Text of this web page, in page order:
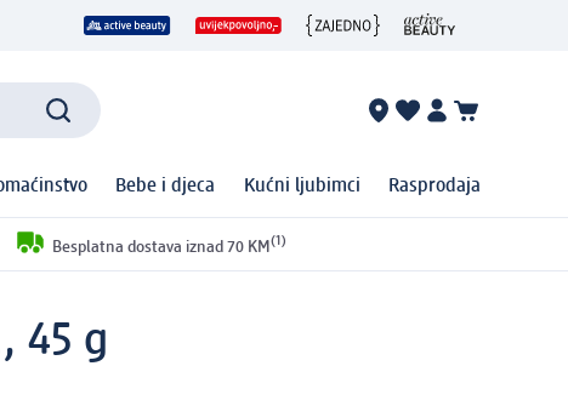
Bebe i djeca Kućni ljubimci Rasprodaja
Besplatna dostava iznad 70 KM (1)
45 g